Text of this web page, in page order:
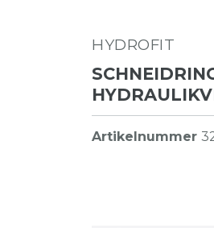
HYDROFIT
Artikelnummer